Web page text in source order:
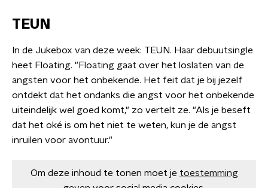
TEUN
In de Jukebox van deze week: TEUN. Haar debuutsingle
heet Floating. "Floating gaat over het loslaten van de
angsten voor het onbekende. Het feit dat je bij jezelf
ontdekt dat het ondanks die angst voor het onbekende
uiteindelijk wel goed komt," zo vertelt ze. "Als je beseft
dat het oké is om het niet te weten, kun je de angst
inruilen voor avontuur."
Om deze inhoud te tonen moet je toestemming